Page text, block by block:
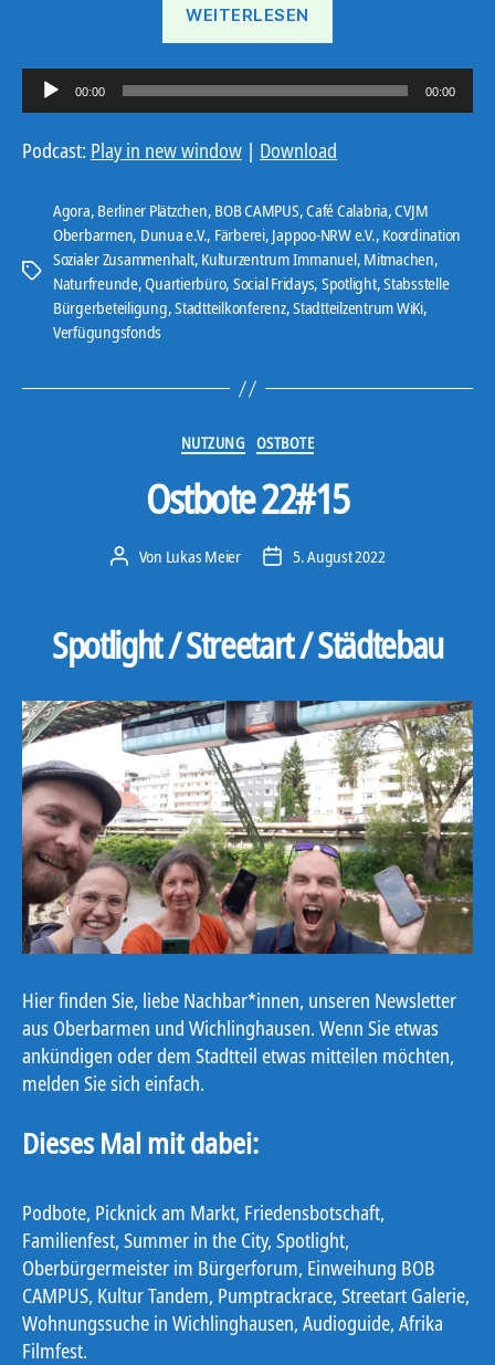
WEITERLESEN
7“
u
d
P
00:00 00:00
Podcast: Play in new window | Download
Schlagwörter
Agora, Berliner Plätzchen, BOB CAMPUS,Café Calabria,CVJM
Oberbarmen, Dunua e.V., Färberei, Jappoo-NRW e.V., Koordination
Sozialer Zusammenhalt, Kulturzentrum Immanuel, Mitmachen,
Naturfreunde,Quartierbüro, Social Fridays, Spotlight,Stabsstelle
Bürgerbeteiligung,Stadtteilkonferenz,Stadtteilzentrum WiKi,
Verfügungsfonds
Kategorien
NUTZUNG OSTBOTE
Ostbote 22#15
Beitragsautor
Von Lukas Meier Veröffentlichungsdatum
5. August 2022
Spotlight / Streetart / Städtebau
Hier finden Sie, liebe Nachbar*innen, unseren Newsletter
aus Oberbarmen und Wichlinghausen. Wenn Sie etwas
ankündigen oder dem Stadtteil etwas mitteilen möchten,
melden Sie sich einfach.
Dieses Mal mit dabei:
Podbote, Picknick am Markt, Friedensbotschaft,
Familienfest, Summer in the City, Spotlight,
Oberbürgermeister im Bürgerforum, Einweihung BOB
CAMPUS, Kultur Tandem, Pumptrackrace, Streetart Galerie,
Wohnungssuche in Wichlinghausen, Audioguide, Afrika
Filmfest.